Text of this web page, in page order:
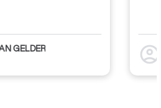
GELDER
account_circle